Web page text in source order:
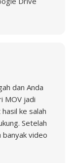
dan Anda
MOV jadi
ke salah
Setelah
banyak video